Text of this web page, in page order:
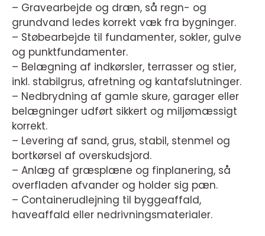
– Gravearbejde og dræn, så regn- og
grundvand ledes korrekt væk fra bygninger.
– Støbearbejde til fundamenter, sokler, gulve
og punktfundamenter.
– Belægning af indkørsler, terrasser og stier,
inkl. stabilgrus, afretning og kantafslutninger.
– Nedbrydning af gamle skure, garager eller
belægninger udført sikkert og miljømæssigt
korrekt.
– Levering af sand, grus, stabil, stenmel og
bortkørsel af overskudsjord.
– Anlæg af græsplæne og finplanering, så
overfladen afvander og holder sig pæn.
– Containerudlejning til byggeaffald,
haveaffald eller nedrivningsmaterialer.